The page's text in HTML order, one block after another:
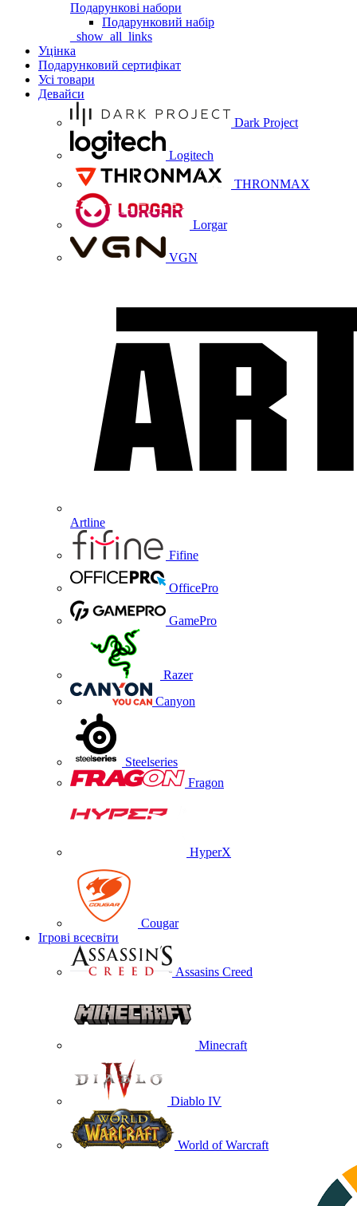
Подарункові набори
Подарунковий набір
_show_all_links
Уцінка
Подарунковий сертифікат
Усі товари
Девайси
Dark Project
Logitech
THRONMAX
Lorgar
VGN
Artline
Fifine
OfficePro
GamePro
Razer
Canyon
Steelseries
Fragon
HyperX
Cougar
Ігрові всесвіти
Assasins Creed
Minecraft
Diablo IV
World of Warcraft